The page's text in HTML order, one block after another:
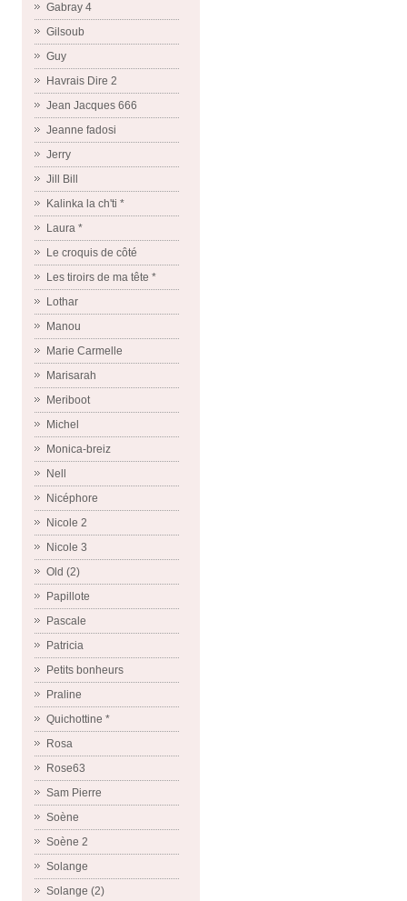
Gabray 4
Gilsoub
Guy
Havrais Dire 2
Jean Jacques 666
Jeanne fadosi
Jerry
Jill Bill
Kalinka la ch'ti *
Laura *
Le croquis de côté
Les tiroirs de ma tête *
Lothar
Manou
Marie Carmelle
Marisarah
Meriboot
Michel
Monica-breiz
Nell
Nicéphore
Nicole 2
Nicole 3
Old (2)
Papillote
Pascale
Patricia
Petits bonheurs
Praline
Quichottine *
Rosa
Rose63
Sam Pierre
Soène
Soène 2
Solange
Solange (2)